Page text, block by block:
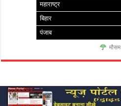
महाराष्ट्र
बिहार
पंजाब
मौसम